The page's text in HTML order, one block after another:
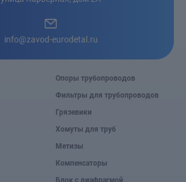
info@zavod-eurodetal.ru
Опоры трубопроводов
Фильтры для трубопроводов
Грязевики
Хомуты для труб
Метизы
Компенсаторы